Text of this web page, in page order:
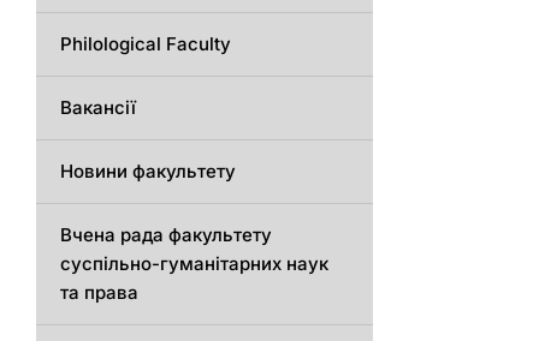
Philological Faculty
Вакансії
Новини факультету
Вчена рада факультету
суспільно-гуманітарних наук
та права